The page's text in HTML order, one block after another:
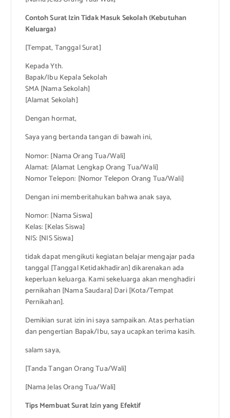
Contoh Surat Izin Tidak Masuk Sekolah (Kebutuhan
Keluarga)
[Tempat, Tanggal Surat]
Kepada Yth.
Bapak/Ibu Kepala Sekolah
SMA [Nama Sekolah]
[Alamat Sekolah]
Dengan hormat,
Saya yang bertanda tangan di bawah ini,
Nomor: [Nama Orang Tua/Wali]
Alamat: [Alamat Lengkap Orang Tua/Wali]
Nomor Telepon: [Nomor Telepon Orang Tua/Wali]
Dengan ini memberitahukan bahwa anak saya,
Nomor: [Nama Siswa]
Kelas: [Kelas Siswa]
NIS: [NIS Siswa]
tidak dapat mengikuti kegiatan belajar mengajar pada
tanggal [Tanggal Ketidakhadiran] dikarenakan ada
keperluan keluarga. Kami sekeluarga akan menghadiri
pernikahan [Nama Saudara] Dari [Kota/Tempat
Pernikahan].
Demikian surat izin ini saya sampaikan. Atas perhatian
dan pengertian Bapak/Ibu, saya ucapkan terima kasih.
salam saya,
[Tanda Tangan Orang Tua/Wali]
[Nama Jelas Orang Tua/Wali]
Tips Membuat Surat Izin yang Efektif